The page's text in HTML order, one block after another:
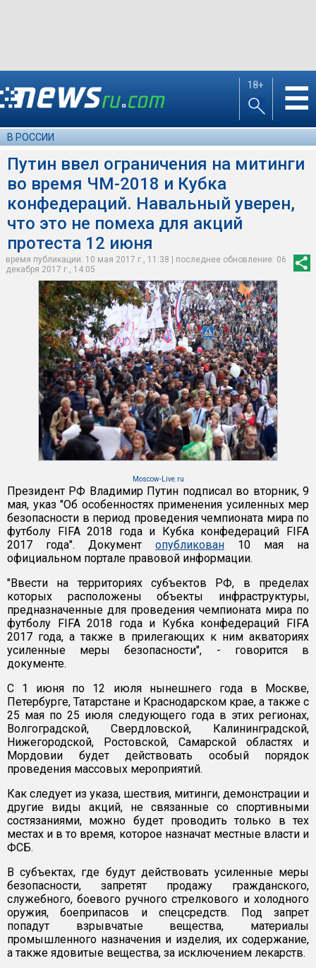
18+ ☰
В РОССИИ
Путин ввел ограничения на митинги
во время ЧМ-2018 и Кубка
конфедераций. Навальный уверен,
что это не помеха для акций
протеста 12 июня
время публикации: 10 мая 2017 г., 11:38 | последнее обновление: 06
декабря 2017 г., 14:05
Moscow-Live.ru
Президент РФ Владимир Путин подписал во вторник, 9
мая, указ "Об особенностях применения усиленных мер
безопасности в период проведения чемпионата мира по
футболу FIFA 2018 года и Кубка конфедераций FIFA
2017 года". Документ опубликован 10 мая на
официальном портале правовой информации.
"Ввести на территориях субъектов РФ, в пределах
которых расположены объекты инфраструктуры,
предназначенные для проведения чемпионата мира по
футболу FIFA 2018 года и Кубка конфедераций FIFA
2017 года, а также в прилегающих к ним акваториях
усиленные меры безопасности", - говорится в
документе.
С 1 июня по 12 июля нынешнего года в Москве,
Петербурге, Татарстане и Краснодарском крае, а также с
25 мая по 25 июля следующего года в этих регионах,
Волгоградской, Свердловской, Калининградской,
Нижегородской, Ростовской, Самарской областях и
Мордовии будет действовать особый порядок
проведения массовых мероприятий.
Как следует из указа, шествия, митинги, демонстрации и
другие виды акций, не связанные со спортивными
состязаниями, можно будет проводить только в тех
местах и в то время, которое назначат местные власти и
ФСБ.
В субъектах, где будут действовать усиленные меры
безопасности, запретят продажу гражданского,
служебного, боевого ручного стрелкового и холодного
оружия, боеприпасов и спецсредств. Под запрет
попадут взрывчатые вещества, материалы
промышленного назначения и изделия, их содержание,
а также ядовитые вещества, за исключением лекарств.